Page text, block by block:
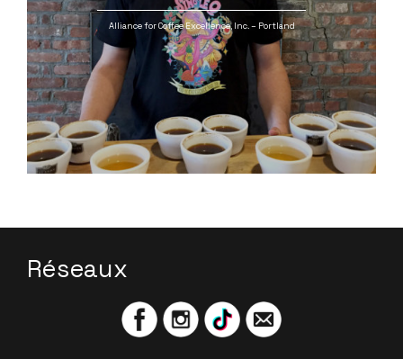
Alliance for Coffee Excellence, Inc. – Portland
Réseaux